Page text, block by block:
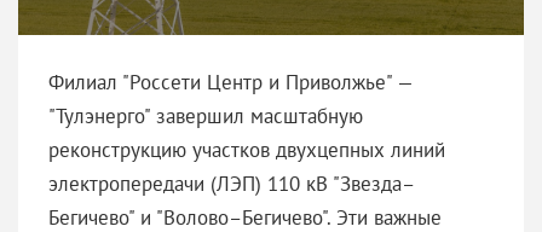
Филиал "Россети Центр и Приволжье" —
"Тулэнерго" завершил масштабную
реконструкцию участков двухцепных линий
электропередачи (ЛЭП) 110 кВ "Звезда–
Бегичево" и "Волово–Бегичево". Эти важные